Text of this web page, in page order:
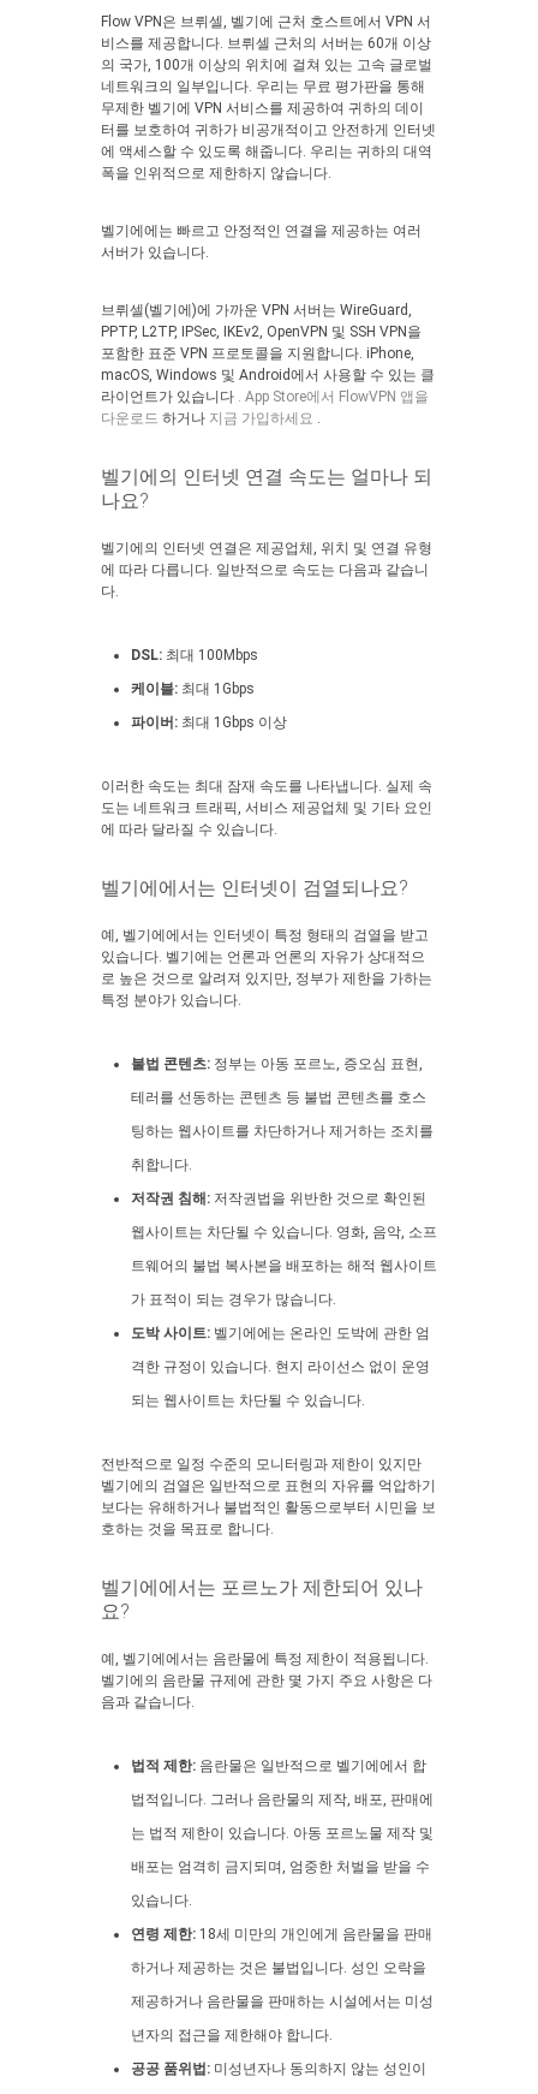
Flow VPN은 브뤼셀, 벨기에 근처 호스트에서 VPN 서
비스를 제공합니다. 브뤼셀 근처의 서버는 60개 이상
의 국가, 100개 이상의 위치에 걸쳐 있는 고속 글로벌
네트워크의 일부입니다. 우리는 무료 평가판을 통해
무제한 벨기에 VPN 서비스를 제공하여 귀하의 데이
터를 보호하여 귀하가 비공개적이고 안전하게 인터넷
에 액세스할 수 있도록 해줍니다. 우리는 귀하의 대역
폭을 인위적으로 제한하지 않습니다.
벨기에에는 빠르고 안정적인 연결을 제공하는 여러
서버가 있습니다.
브뤼셀(벨기에)에 가까운 VPN 서버는 WireGuard,
PPTP, L2TP, IPSec, IKEv2, OpenVPN 및 SSH VPN을
포함한 표준 VPN 프로토콜을 지원합니다. iPhone,
macOS, Windows 및 Android에서 사용할 수 있는 클
라이언트가 있습니다 . App Store에서 FlowVPN 앱을
다운로드 하거나 지금 가입하세요 .
벨기에의 인터넷 연결 속도는 얼마나 되
나요?
벨기에의 인터넷 연결은 제공업체, 위치 및 연결 유형
에 따라 다릅니다. 일반적으로 속도는 다음과 같습니
다.
DSL: 최대 100Mbps
케이블: 최대 1Gbps
파이버: 최대 1Gbps 이상
이러한 속도는 최대 잠재 속도를 나타냅니다. 실제 속
도는 네트워크 트래픽, 서비스 제공업체 및 기타 요인
에 따라 달라질 수 있습니다.
벨기에에서는 인터넷이 검열되나요?
예, 벨기에에서는 인터넷이 특정 형태의 검열을 받고
있습니다. 벨기에는 언론과 언론의 자유가 상대적으
로 높은 것으로 알려져 있지만, 정부가 제한을 가하는
특정 분야가 있습니다.
불법 콘텐츠: 정부는 아동 포르노, 증오심 표현,
테러를 선동하는 콘텐츠 등 불법 콘텐츠를 호스
팅하는 웹사이트를 차단하거나 제거하는 조치를
취합니다.
저작권 침해: 저작권법을 위반한 것으로 확인된
웹사이트는 차단될 수 있습니다. 영화, 음악, 소프
트웨어의 불법 복사본을 배포하는 해적 웹사이트
가 표적이 되는 경우가 많습니다.
도박 사이트: 벨기에에는 온라인 도박에 관한 엄
격한 규정이 있습니다. 현지 라이선스 없이 운영
되는 웹사이트는 차단될 수 있습니다.
전반적으로 일정 수준의 모니터링과 제한이 있지만
벨기에의 검열은 일반적으로 표현의 자유를 억압하기
보다는 유해하거나 불법적인 활동으로부터 시민을 보
호하는 것을 목표로 합니다.
벨기에에서는 포르노가 제한되어 있나
요?
예, 벨기에에서는 음란물에 특정 제한이 적용됩니다.
벨기에의 음란물 규제에 관한 몇 가지 주요 사항은 다
음과 같습니다.
법적 제한: 음란물은 일반적으로 벨기에에서 합
법적입니다. 그러나 음란물의 제작, 배포, 판매에
는 법적 제한이 있습니다. 아동 포르노물 제작 및
배포는 엄격히 금지되며, 엄중한 처벌을 받을 수
있습니다.
연령 제한: 18세 미만의 개인에게 음란물을 판매
하거나 제공하는 것은 불법입니다. 성인 오락을
제공하거나 음란물을 판매하는 시설에서는 미성
년자의 접근을 제한해야 합니다.
공공 품위법: 미성년자나 동의하지 않는 성인이